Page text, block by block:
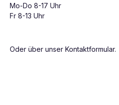
Mo-Do 8-17 Uhr
Fr 8-13 Uhr
Oder über unser Kontaktformular.